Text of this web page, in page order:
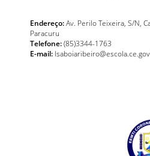
Endereço:Av. Perilo Teixeira, S/N,
Paracuru
Telefone:(85)3344-1763
E-mail: